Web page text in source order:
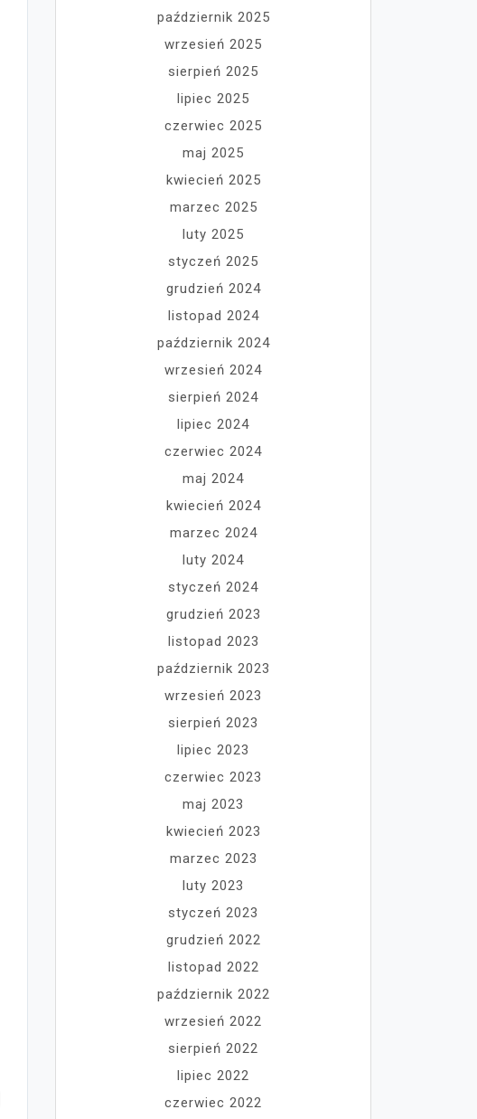
październik 2025
wrzesień 2025
sierpień 2025
lipiec 2025
czerwiec 2025
maj 2025
kwiecień 2025
marzec 2025
luty 2025
styczeń 2025
grudzień 2024
listopad 2024
październik 2024
wrzesień 2024
sierpień 2024
lipiec 2024
czerwiec 2024
maj 2024
kwiecień 2024
marzec 2024
luty 2024
styczeń 2024
grudzień 2023
listopad 2023
październik 2023
wrzesień 2023
sierpień 2023
lipiec 2023
czerwiec 2023
maj 2023
kwiecień 2023
marzec 2023
luty 2023
styczeń 2023
grudzień 2022
listopad 2022
październik 2022
wrzesień 2022
sierpień 2022
lipiec 2022
czerwiec 2022